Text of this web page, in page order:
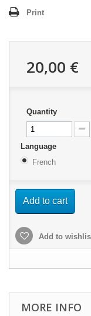
Print
20,00 €
Quantity
Language
French
Add to cart
Add to
MORE INFO